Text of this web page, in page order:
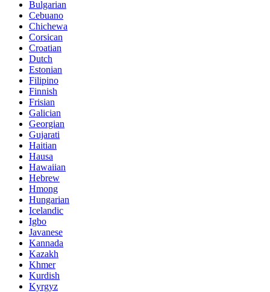
Bulgarian
Cebuano
Chichewa
Corsican
Croatian
Dutch
Estonian
Filipino
Finnish
Frisian
Galician
Georgian
Gujarati
Haitian
Hausa
Hawaiian
Hebrew
Hmong
Hungarian
Icelandic
Igbo
Javanese
Kannada
Kazakh
Khmer
Kurdish
Kyrgyz